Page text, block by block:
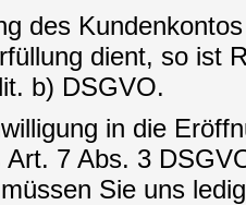
des
dient, so ist
b) DSGVO.
in die
7 Abs. 3
Sie uns